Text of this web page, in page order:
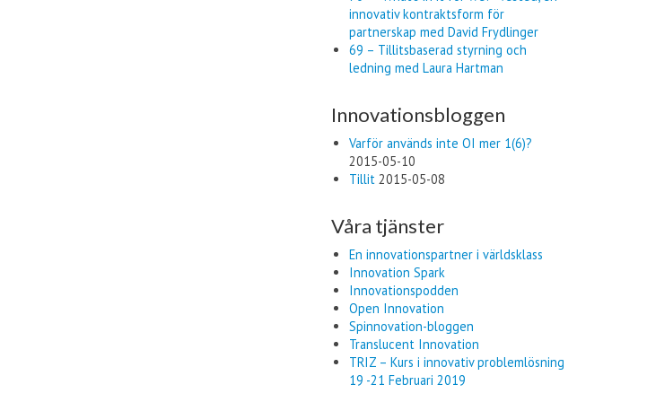
innovativ kontraktsform för
partnerskap med David Frydlinger
69 – Tillitsbaserad styrning och
ledning med Laura Hartman
Innovationsbloggen
Varför används inte OI mer 1(6)?
2015-05-10
Tillit 2015-05-08
Våra tjänster
En innovationspartner i världsklass
Innovation Spark
Innovationspodden
Open Innovation
Spinnovation-bloggen
Translucent Innovation
TRIZ – Kurs i innovativ problemlösning
19 -21 Februari 2019